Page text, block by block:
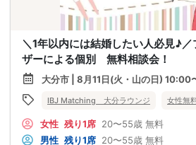
＼1年以内には結婚したい人必見♪／
ザーによる個別 無料相談会！
大分市 | 8月11日(火・山の日) 10:00
IBJ Matching 大分ラウンジ 女性無
女性 残り1席 20〜55歳 無料
男性 残り1席 20〜55歳 無料